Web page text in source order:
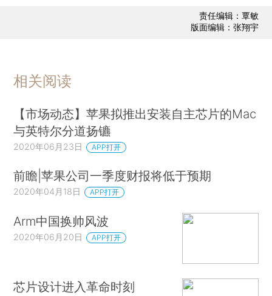
责任编辑：覃敏
版面编辑：张翔宇
相关阅读
【市场动态】苹果拟推出安装自主芯片的Mac
与英特尔分道扬镳
2020年06月23日 APP打开
前瞻|苹果公司一季度财报将低于预期
2020年04月18日 APP打开
Arm中国换帅风波
2020年06月20日 APP打开
芯片设计进入革命时刻